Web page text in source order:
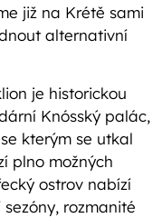
již na Krétě sami
alternativní
je historickou
Knósský palác,
kterým se utkal
plno možných
ostrov nabízí
rozmanité